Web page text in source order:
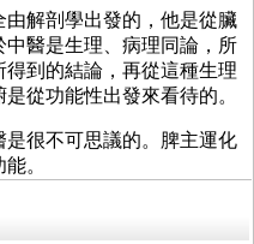
解剖學出發的，他是從臟
醫是生理、病理同論，所
到的結論，再從這種生理
從功能性出發來看待的。
很不可思議的。脾主運化
。